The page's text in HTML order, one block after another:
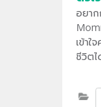
อยา
เข้าใ
ชีวิตไ